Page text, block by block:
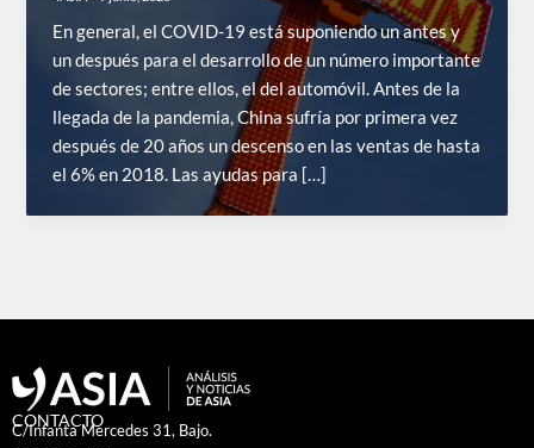
En general, el COVID-19 está suponiendo un antes y
un después para el desarrollo de un número importante
de sectores; entre ellos, el del automóvil. Antes de la
llegada de la pandemia, China sufría por primera vez
después de 20 años un descenso en las ventas de hasta
el 6% en 2018. Las ayudas para […]
CONTACTO
C/Infanta Mercedes 31, Bajo.